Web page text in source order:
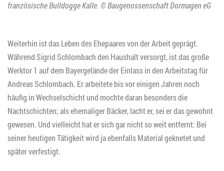
französische Bulldogge Kalle. © Baugenossenschaft Dormagen eG
Weiterhin ist das Leben des Ehepaares von der Arbeit geprägt.
Während Sigrid Schlombach den Haushalt versorgt, ist das große
Werktor 1 auf dem Bayergelände der Einlass in den Arbeitstag für
Andreas Schlombach. Er arbeitete bis vor einigen Jahren noch
häufig in Wechselschicht und mochte daran besonders die
Nachtschichten; als ehemaliger Bäcker, lacht er, sei er das gewohnt
gewesen. Und vielleicht hat er sich gar nicht so weit entfernt: Bei
seiner heutigen Tätigkeit wird ja ebenfalls Material geknetet und
später verfestigt.